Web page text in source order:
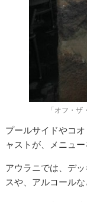
「オフ・
プールサイドやコ
ャストが、メニュ
アウラニでは、デ
スや、アルコール